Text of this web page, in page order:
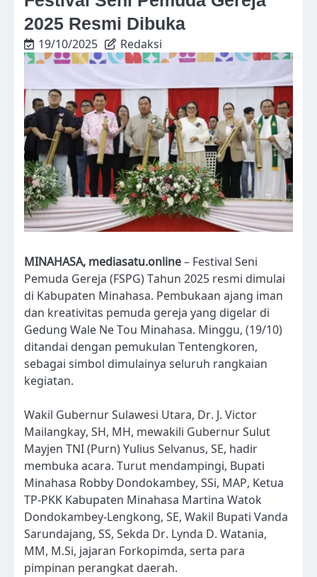
2025 Resmi Dibuka
19/10/2025 Redaksi
MINAHASA, mediasatu.online– Festival Seni
Pemuda Gereja (FSPG) Tahun 2025 resmi dimulai
di Kabupaten Minahasa. Pembukaan ajang iman
dan kreativitas pemuda gereja yang digelar di
Gedung Wale Ne Tou Minahasa. Minggu, (19/10)
ditandai dengan pemukulan Tentengkoren,
sebagai simbol dimulainya seluruh rangkaian
kegiatan.
Wakil Gubernur Sulawesi Utara, Dr. J. Victor
Mailangkay, SH, MH, mewakili Gubernur Sulut
Mayjen TNI (Purn) Yulius Selvanus, SE, hadir
membuka acara. Turut mendampingi, Bupati
Minahasa Robby Dondokambey, SSi, MAP, Ketua
TP-PKK Kabupaten Minahasa Martina Watok
Dondokambey-Lengkong, SE, Wakil Bupati Vanda
Sarundajang, SS, Sekda Dr. Lynda D. Watania,
MM, M.Si, jajaran Forkopimda, serta para
pimpinan perangkat daerah.